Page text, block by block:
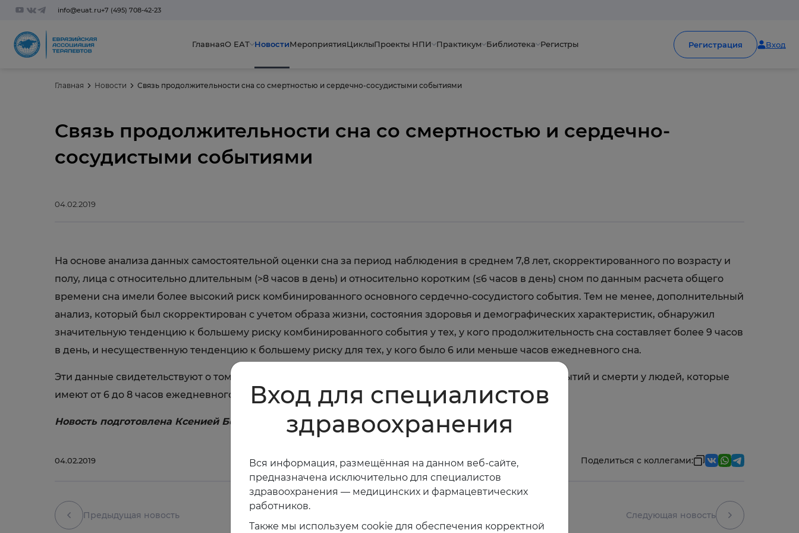
info@euat.ru+7 (495) 708-42-23
ГлавнаяО ЕАТ НовостиМероприятияЦиклыПроекты НПИ Практикум Библиотека Регистры Регистрация Вход
Главная Новости Связь продолжительности сна со смертностью и сердечно-сосудистыми событиями
Связь продолжительности сна со смертностью и сердечно-
сосудистыми событиями
04.02.2019
На основе анализа данных самостоятельной оценки сна за период наблюдения в среднем 7,8 лет, скорректированного по возрасту и
полу, лица с относительно длительным (>8 часов в день) и относительно коротким (≤6 часов в день) сном по данным расчета общего
времени сна имели более высокий риск комбинированного основного сердечно-сосудистого события. Тем не менее, дополнительный
анализ, который был скорректирован с учетом образа жизни, состояния здоровья и демографических характеристик, обнаружил
значительную тенденцию к большему риску комбинированного события у тех, у кого продолжительность сна составляет более 9 часов
в день, и несущественную тенденцию к большему риску для тех, у кого было 6 или меньше часов ежедневного сна.
Эти данные свидетельствуют о том, что существует низкий риск основных сердечно-сосудистых событий и смерти у людей, которые
имеют от 6 до 8 часов ежедневного сна.
Новость подготовлена Ксенией Бенимецкой
04.02.2019 Поделиться с коллегами:
Предыдущая новость Следующая новость
Вход для специалистов
здравоохранения
Вся информация, размещённая на данном веб-сайте,
предназначена исключительно для специалистов
здравоохранения — медицинских и фармацевтических
работников.
Также мы используем cookie для обеспечения корректной